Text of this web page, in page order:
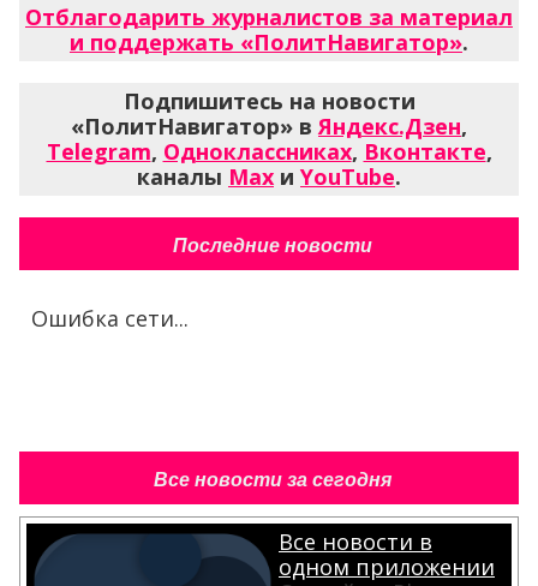
Отблагодарить журналистов за материал
и поддержать «ПолитНавигатор».
Подпишитесь на новости
«ПолитНавигатор» вЯндекс.Дзен,
Telegram, Одноклассниках, Вконтакте,
каналы Max и YouTube.
Последние новости
Ошибка сети...
Все новости за сегодня
Все новости в
одном приложении